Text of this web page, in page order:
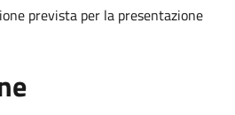
prevista per la presentazione